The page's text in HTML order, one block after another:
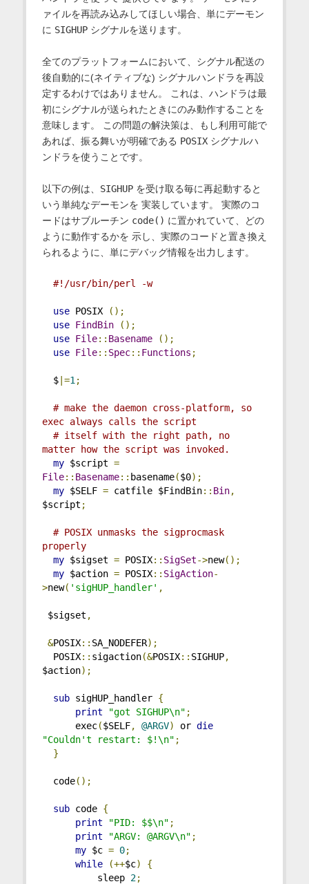
ァイルを再読み込みしてほしい場合、単にデーモン
に SIGHUPシグナルを送ります。
全てのプラットフォームにおいて、シグナル配送の
後自動的に(ネイティブな) シグナルハンドラを再設
定するわけではありません。 これは、ハンドラは最
初にシグナルが送られたときにのみ動作することを
意味します。 この問題の解決策は、もし利用可能で
あれば、振る舞いが明確である POSIXシグナルハ
ンドラを使うことです。
以下の例は、 SIGHUPを受け取る毎に再起動すると
いう単純なデーモンを 実装しています。 実際のコ
ードはサブルーチン code() に置かれていて、どの
ように動作するかを 示し、実際のコードと置き換え
られるように、単にデバッグ情報を出力します。
#!/usr/bin/perl -w
use POSIX
();
use FindBin
();
use File:: Basename
();
use File:: Spec:: Functions ;
$|=1 ;
# make the daemon cross-platform, so
exec always calls the script
# itself with the right path, no
matter how the script was invoked.
my $script =
File:: Basename:: basename($0);
my $SELF = catfile $FindBin:: Bin,
$script ;
# POSIX unmasks the sigprocmask
properly
my $sigset = POSIX:: SigSet->new();
my $action = POSIX:: SigAction-
>new( 'sigHUP_handler' ,
$sigset ,
&POSIX:: SA_NODEFER);
POSIX:: sigaction(&POSIX:: SIGHUP,
$action);
sub sigHUP_handler {
print
"got SIGHUP\n" ;
exec($SELF, @ARGV) or die
"Couldn't restart: $!\n" ;
}
code();
sub code {
print
"PID: $$\n" ;
print
"ARGV: @ARGV\n" ;
my $c = 0;
while
(++$c)
{
sleep 2;